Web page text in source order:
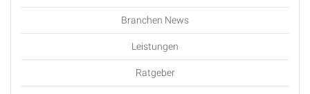
Branchen News
Leistungen
Ratgeber